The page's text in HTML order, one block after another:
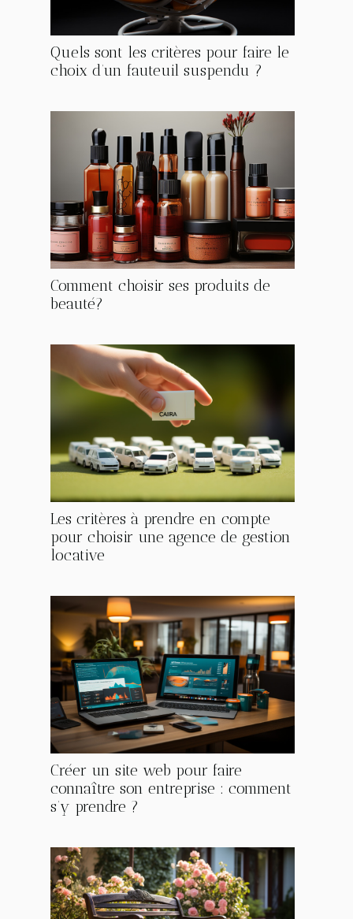
Quels sont les critères pour faire le
choix d’un fauteuil suspendu ?
Comment choisir ses produits de
beauté?
Les critères à prendre en compte
pour choisir une agence de gestion
locative
Créer un site web pour faire
connaître son entreprise : comment
s’y prendre ?